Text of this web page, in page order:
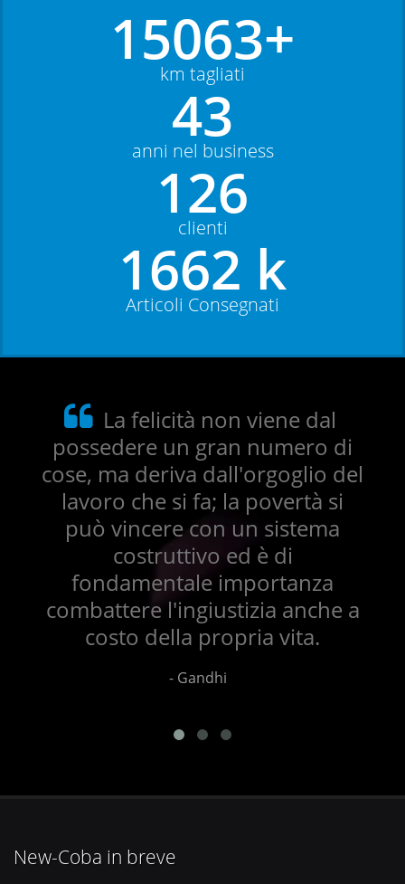
15063+
km tagliati
43
anni nel business
126
clienti
1662 k
Articoli Consegnati
La felicità non viene dal
possedere un gran numero di
cose, ma deriva dall'orgoglio del
lavoro che si fa; la povertà si
può vincere con un sistema
costruttivo ed è di
fondamentale importanza
combattere l'ingiustizia anche a
costo della propria vita.
- Gandhi
New-Coba in breve